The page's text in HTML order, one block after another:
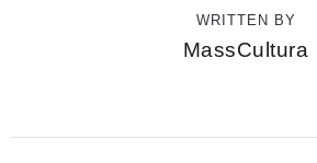
WRITTEN BY
MassCultura